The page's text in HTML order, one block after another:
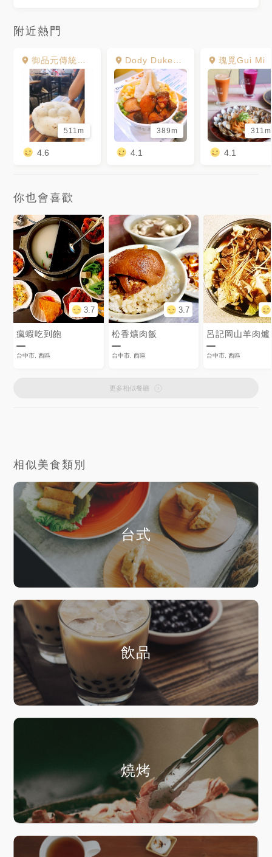
附近熱門
御品元傳統手工元宵-冰火 台中逢甲店
511m
4.6
Dody Duke馬鈴薯專門店
389m
4.1
瑰覓Gui Mi
311m
4.1
你也會喜歡
3.7
瘋蝦吃到飽
台中市, 西區
3.7
松香爌肉飯
台中市, 西區
呂記岡山羊肉爐
台中市, 西區
更多相似餐廳
相似美食類別
台式
飲品
燒烤